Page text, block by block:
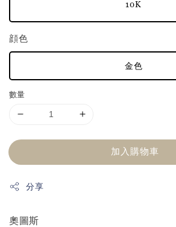
10K
顔色
金色
數量
加入購物車
分享
奧圖斯